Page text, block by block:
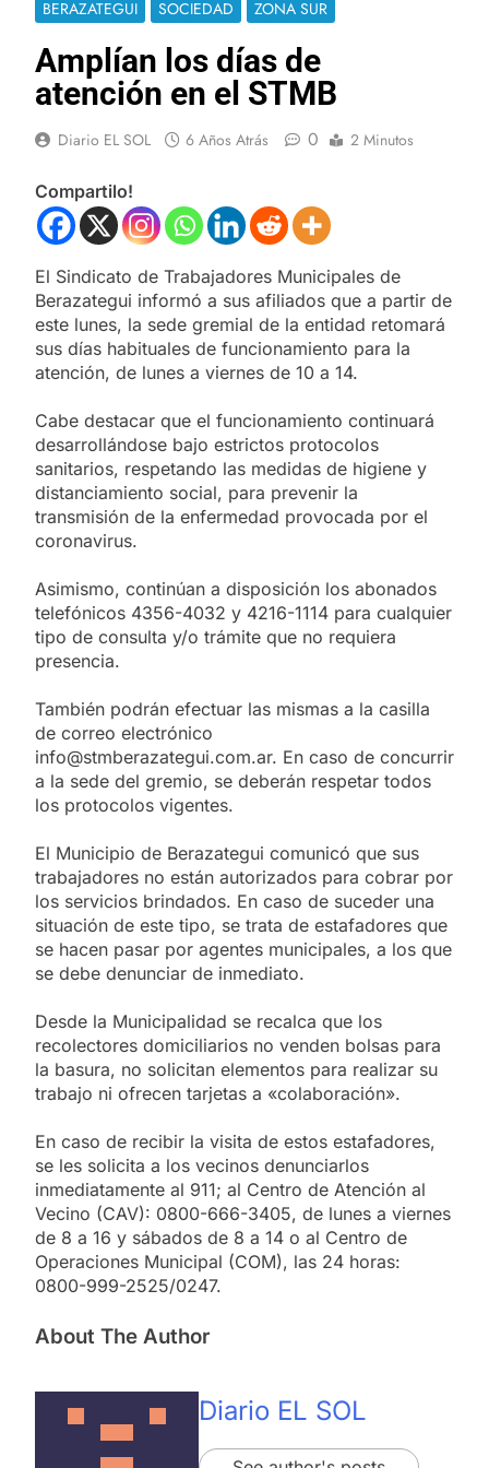
BERAZATEGUI SOCIEDAD ZONA SUR
Amplían los días de
atención en el STMB
Diario EL SOL 6 Años Atrás 0 2 Minutos
Compartilo!
El Sindicato de Trabajadores Municipales de
Berazategui informó a sus afiliados que a partir de
este lunes, la sede gremial de la entidad retomará
sus días habituales de funcionamiento para la
atención, de lunes a viernes de 10 a 14.
Cabe destacar que el funcionamiento continuará
desarrollándose bajo estrictos protocolos
sanitarios, respetando las medidas de higiene y
distanciamiento social, para prevenir la
transmisión de la enfermedad provocada por el
coronavirus.
Asimismo, continúan a disposición los abonados
telefónicos 4356-4032 y 4216-1114 para cualquier
tipo de consulta y/o trámite que no requiera
presencia.
También podrán efectuar las mismas a la casilla
de correo electrónico
info@stmberazategui.com.ar. En caso de concurrir
a la sede del gremio, se deberán respetar todos
los protocolos vigentes.
El Municipio de Berazategui comunicó que sus
trabajadores no están autorizados para cobrar por
los servicios brindados. En caso de suceder una
situación de este tipo, se trata de estafadores que
se hacen pasar por agentes municipales, a los que
se debe denunciar de inmediato.
Desde la Municipalidad se recalca que los
recolectores domiciliarios no venden bolsas para
la basura, no solicitan elementos para realizar su
trabajo ni ofrecen tarjetas a «colaboración».
En caso de recibir la visita de estos estafadores,
se les solicita a los vecinos denunciarlos
inmediatamente al 911; al Centro de Atención al
Vecino (CAV): 0800-666-3405, de lunes a viernes
de 8 a 16 y sábados de 8 a 14 o al Centro de
Operaciones Municipal (COM), las 24 horas:
0800-999-2525/0247.
About The Author
Diario EL SOL